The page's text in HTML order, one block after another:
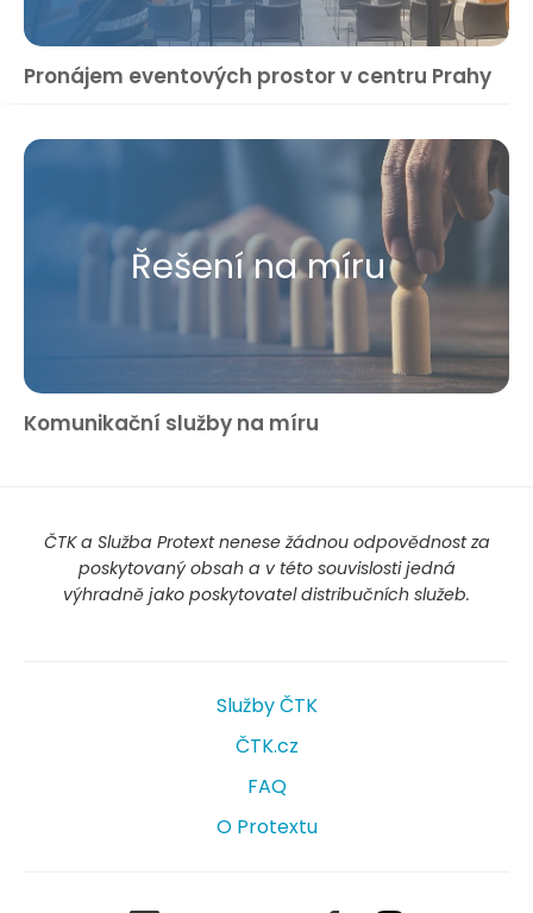
Pronájem eventových prostor v centru Prahy
Řešení na míru
Komunikační služby na míru
ČTK a Služba Protext nenese žádnou odpovědnost za
poskytovaný obsah a v této souvislosti jedná
výhradně jako poskytovatel distribučních služeb.
Služby ČTK
ČTK.cz
FAQ
O Protextu